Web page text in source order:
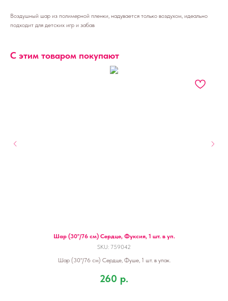
Воздушный шар из полимерной пленки, надувается только воздухом, идеально
подходит для детских игр и забав
С этим товаром покупают
Шар (30''/76 см) Сердце, Фуксия, 1 шт. в уп.
SKU: 759042
Шар (30''/76 см) Сердце, Фуше, 1 шт. в упак.
260 р.